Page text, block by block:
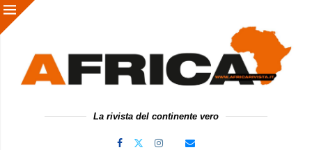
La rivista del continente vero